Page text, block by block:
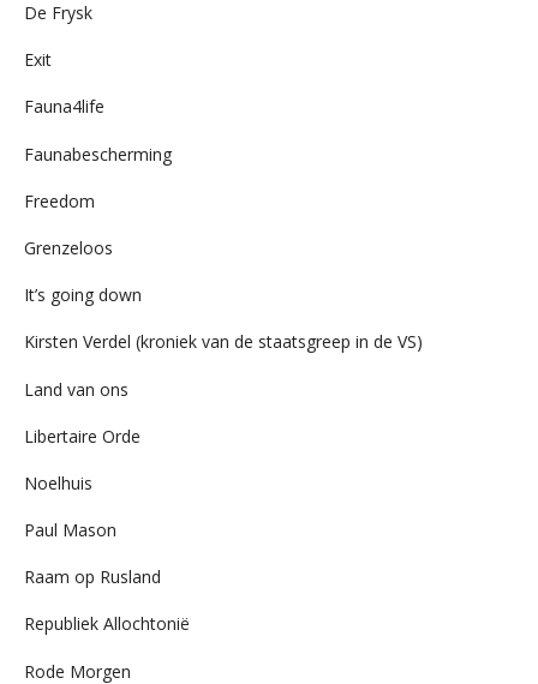
De Frysk
Exit
Fauna4life
Faunabescherming
Freedom
Grenzeloos
It’s going down
Kirsten Verdel (kroniek van de staatsgreep in de VS)
Land van ons
Libertaire Orde
Noelhuis
Paul Mason
Raam op Rusland
Republiek Allochtonië
Rode Morgen